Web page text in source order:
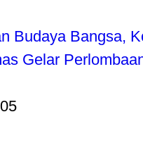
Budaya Bangsa,
Gelar